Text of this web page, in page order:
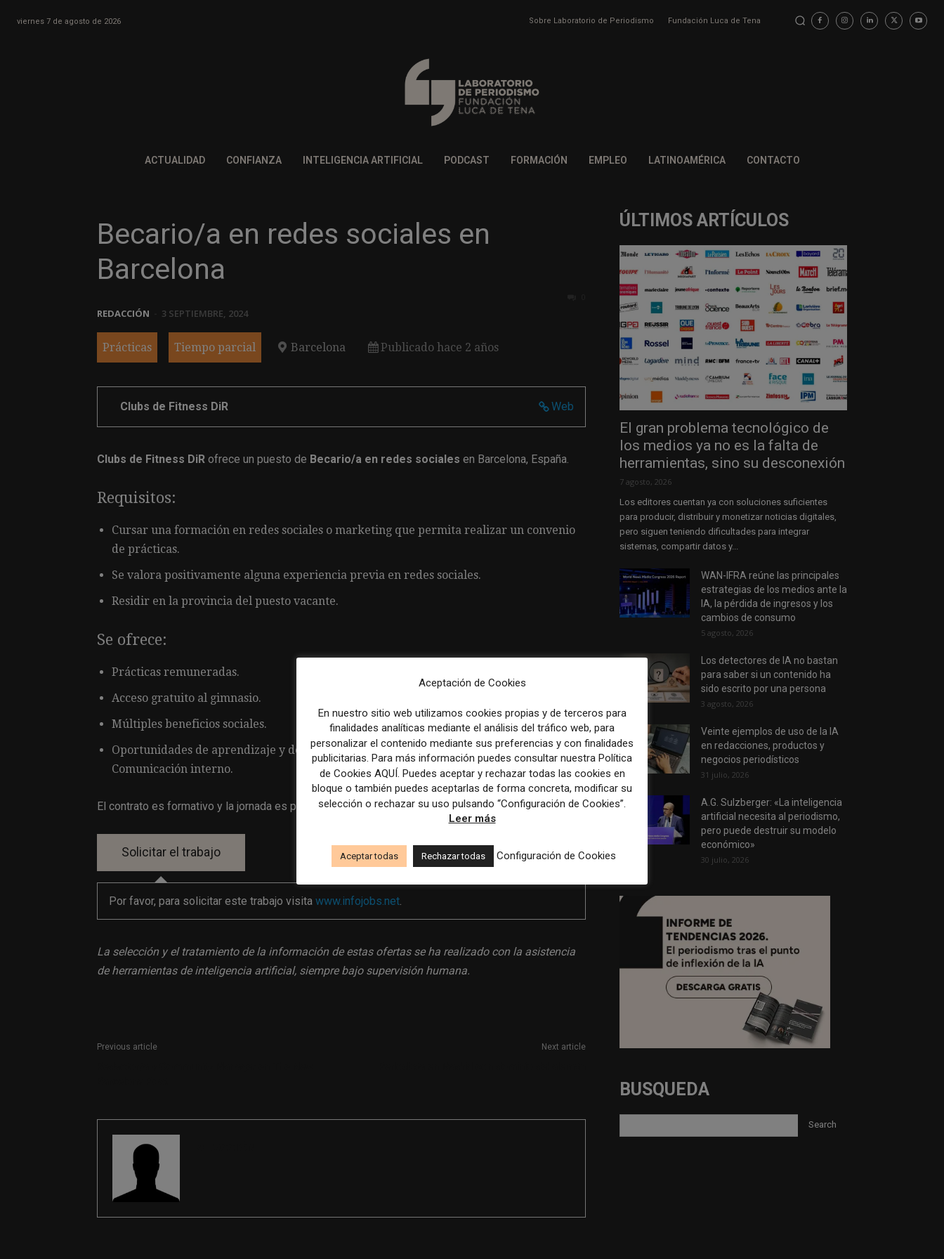
viernes 7 de agosto de 2026 Sobre Laboratorio de Periodismo Fundación Luca de Tena
ACTUALIDAD CONFIANZA INTELIGENCIA ARTIFICIAL PODCAST FORMACIÓN EMPLEO LATINOAMÉRICA CONTACTO
Becario/a en redes sociales en
Barcelona
REDACCIÓN 3 SEPTIEMBRE, 2024
Prácticas Tiempo parcial Barcelona Publicado hace 2 años
Web
Clubs de Fitness DiR
Clubs de Fitness DiR ofrece un puesto de Becario/a en redes sociales en Barcelona, España.
Requisitos:
Cursar una formación en redes sociales o marketing que permita realizar un convenio
de prácticas.
Se valora positivamente alguna experiencia previa en redes sociales.
Residir en la provincia del puesto vacante.
Se ofrece:
Prácticas remuneradas.
Acceso gratuito al gimnasio.
Múltiples beneficios sociales.
Oportunidades de aprendizaje y desarrollo profesional en un equipo de Marketing y
Comunicación interno.
El contrato es formativo y la jornada es parcial, con flexibilidad en el horario.
Por favor, para solicitar este trabajo visita www.infojobs.net
La selección y el tratamiento de la información de estas ofertas se ha realizado con la asistencia
de herramientas de inteligencia artificial, siempre bajo supervisión humana.
Previous article Next article
ÚLTIMOS ARTÍCULOS
El gran problema tecnológico de
los medios ya no es la falta de
herramientas, sino su desconexión
7 agosto, 2026
Los editores cuentan ya con soluciones suficientes
para producir, distribuir y monetizar noticias digitales,
pero siguen teniendo dificultades para integrar
sistemas, compartir datos y...
WAN-IFRA reúne las principales
estrategias de los medios ante la
IA, la pérdida de ingresos y los
cambios de consumo
5 agosto, 2026
Los detectores de IA no bastan
para saber si un contenido ha
sido escrito por una persona
3 agosto, 2026
Veinte ejemplos de uso de la IA
en redacciones, productos y
negocios periodísticos
31 julio, 2026
A.G. Sulzberger: «La inteligencia
artificial necesita al periodismo,
pero puede destruir su modelo
económico»
30 julio, 2026
BUSQUEDA
Aceptación de Cookies
En nuestro sitio web utilizamos cookies propias y de terceros para
finalidades analíticas mediante el análisis del tráfico web, para
personalizar el contenido mediante sus preferencias y con finalidades
publicitarias. Para más información puedes consultar nuestra Política
de Cookies AQUÍ. Puedes aceptar y rechazar todas las cookies en
bloque o también puedes aceptarlas de forma concreta, modificar su
selección o rechazar su uso pulsando “Configuración de Cookies”.
Leer más
Aceptar todas Rechazar todas Configuración de Cookies